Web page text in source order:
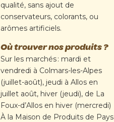
qualité, sans ajout de
conservateurs, colorants, ou
arômes artificiels.
Où trouver nos produits ?
Sur les marchés : mardi et
vendredi à Colmars-les-Alpes
(juillet-août), jeudi à Allos en
juillet août, hiver (jeudi), de La
Foux-d’Allos en hiver (mercredi)
À la Maison de Produits de Pays